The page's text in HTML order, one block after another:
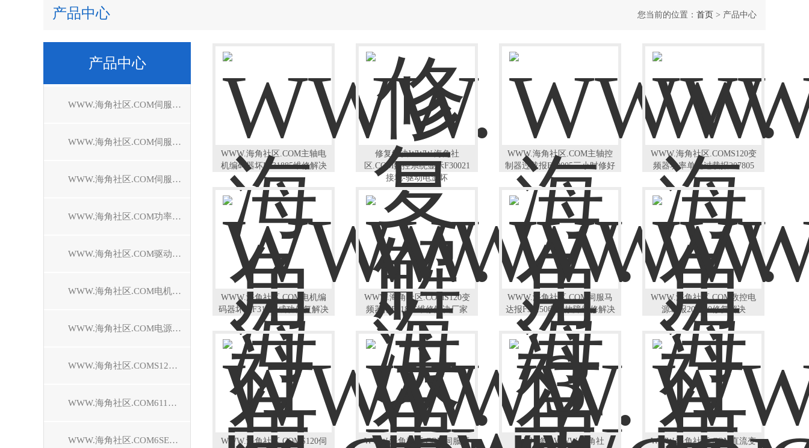
产品中心 您当前的位置： 首页 > 产品中心
产品中心
WWW.海角社区.COM伺服驱动器维修
WWW.海角社区.COM伺服控制器维修
WWW.海角社区.COM伺服电机维修
WWW.海角社区.COM功率模块维修
WWW.海角社区.COM驱动模块维修
WWW.海角社区.COM电机模块维修
WWW.海角社区.COM电源模块维修
WWW.海角社区.COMS120驱动器维修
WWW.海角社区.COM611驱动器维修
WWW.海角社区.COM6SE70驱动器维修
WWW.海角社区.COM主轴电
机编码器坏F231885维修解决
修复解决WWW.海角社
区.COM数控系统显示F30021
接地-驱动电源坏
WWW.海角社区.COM主轴控
制器过载报F30005三小时修好
WWW.海角社区.COMS120变
频器功率单元过载报207805
WWW.海角社区.COM电机编
码器坏报F31806成功修复解决
WWW.海角社区.COMS120变
频器报F31806维修解决厂家
WWW.海角社区.COM伺服马
达报F31150电机故障维修解决
WWW.海角社区.COM数控电
源坏报206500修复解决
WWW.海角社区.COMS120伺
WWW.海角社区.COM伺服驱
3小时修复WWW.海角社
WWW.海角社区.COM直流变